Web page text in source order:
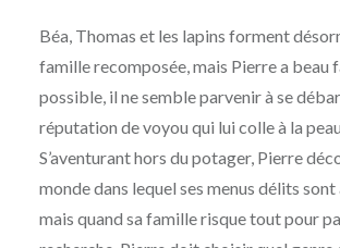
Béa, Thomas et les lapins forment
famille recomposée, mais Pierre a beau
possible, il ne semble parvenir à se
réputation de voyou qui lui colle à la
S’aventurant hors du potager, Pierre
monde dans lequel ses menus délits sont
mais quand sa famille risque tout pour